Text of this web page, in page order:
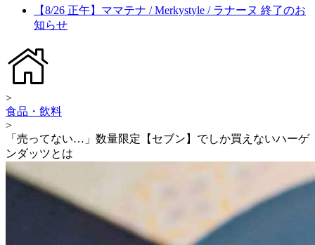
【8/26 正午】ママテナ / Merkystyle / ラナーヌ 終了のお
知らせ
>
食品・飲料
>
「売ってない…」数量限定【セブン】でしか買えないハーゲ
ンダッツとは